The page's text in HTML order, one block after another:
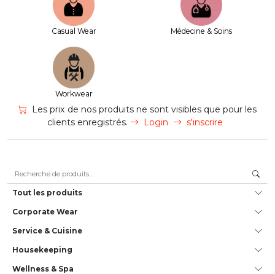
Casual Wear Médecine & Soins
Workwear
Les prix de nos produits ne sont visibles que pour les
clients enregistrés.
Login s'inscrire
Tout les produits
Corporate Wear
Service & Cuisine
House­keeping
Wellness & Spa